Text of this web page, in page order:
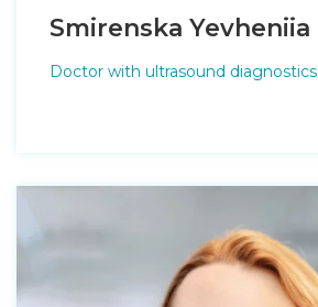
Smirenska Yevheniia
Doctor with ultrasound diagnostics